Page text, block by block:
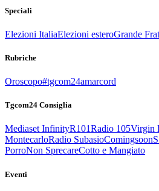
Speciali
Elezioni ItaliaElezioni esteroGrande
Rubriche
Oroscopo#tgcom24amarcord
Tgcom24 Consiglia
Mediaset InfinityR101Radio 105Virgin
MontecarloRadio SubasioComingsoon
PorroNon SprecareCotto e Mangiato
Eventi